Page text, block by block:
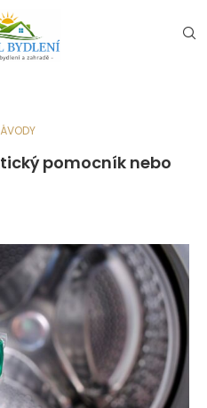
pomocník nebo